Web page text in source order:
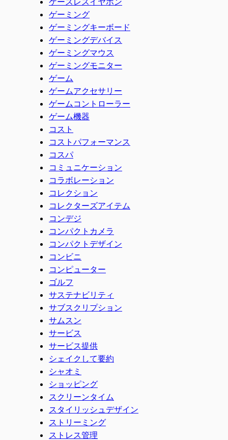
ゲーミング
ゲーミングキーボード
ゲーミングデバイス
ゲーミングマウス
ゲーミングモニター
ゲーム
ゲームアクセサリー
ゲームコントローラー
ゲーム機器
コスト
コストパフォーマンス
コスパ
コミュニケーション
コラボレーション
コレクション
コレクターズアイテム
コンデジ
コンパクトカメラ
コンパクトデザイン
コンビニ
コンピューター
ゴルフ
サステナビリティ
サブスクリプション
サムスン
サービス
サービス提供
シェイクして要約
シャオミ
ショッピング
スクリーンタイム
スタイリッシュデザイン
ストリーミング
ストレス管理